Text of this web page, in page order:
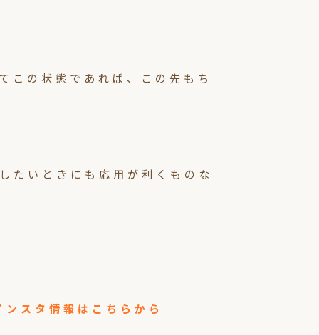
この状態であれば、この先もち
たいときにも応用が利くものな
情報はこちらから